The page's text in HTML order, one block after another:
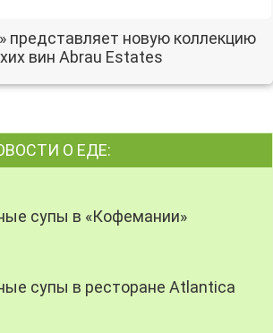
представляет новую коллекцию
вин Abrau Estates
О ЕДЕ:
супы в «Кофемании»
супы в ресторане Atlantica